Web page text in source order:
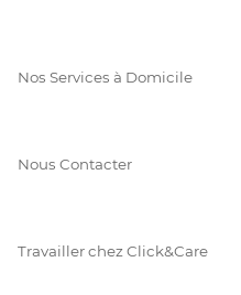
Nos Services à Domicile
Nous Contacter
Travailler chez Click&Care